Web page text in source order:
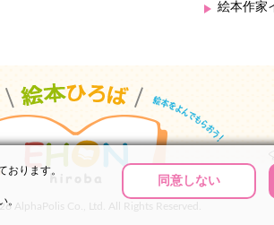
絵本作家
AlphaPolis Co., Ltd. All Rights Reserved.
おります。
。
同意しない